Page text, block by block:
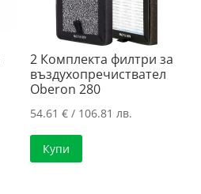
2 Комплекта филтри за
въздухопречиствател
Oberon 280
54.61€ / 106.81 лв.
Купи